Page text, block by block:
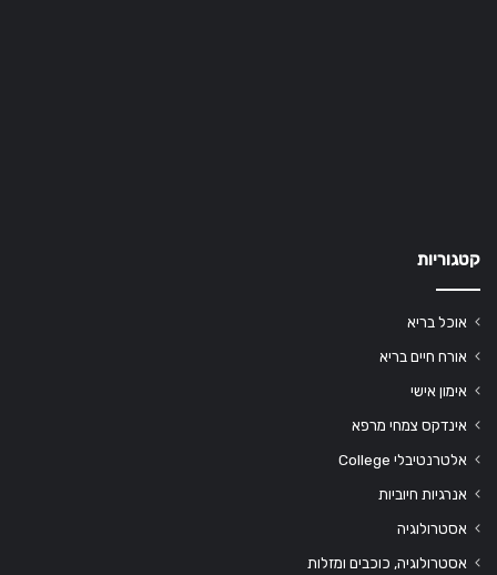
קטגוריות
אוכל בריא
אורח חיים בריא
אימון אישי
אינדקס צמחי מרפא
אלטרנטיבלי College
אנרגיות חיוביות
אסטרולוגיה
אסטרולוגיה, כוכבים ומזלות